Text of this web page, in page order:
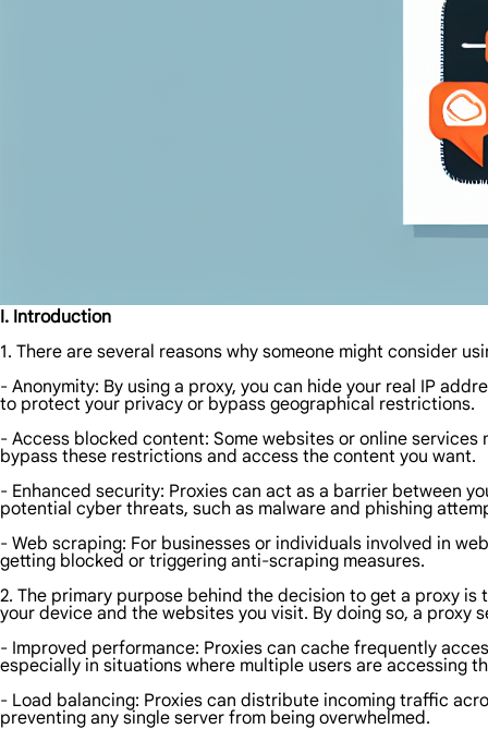
I. Introduction
1. There are several reasons why someone might consider
- Anonymity: By using a proxy, you can hide your real IP
to protect your privacy or bypass geographical restrictions.
- Access blocked content: Some websites or online
bypass these restrictions and access the content you want.
- Enhanced security: Proxies can act as a barrier between
potential cyber threats, such as malware and phishing
- Web scraping: For businesses or individuals involved in
getting blocked or triggering anti-scraping measures.
2. The primary purpose behind the decision to get a proxy
your device and the websites you visit. By doing so, a proxy
- Improved performance: Proxies can cache frequently
especially in situations where multiple users are accessing
- Load balancing: Proxies can distribute incoming traffic
preventing any single server from being overwhelmed.